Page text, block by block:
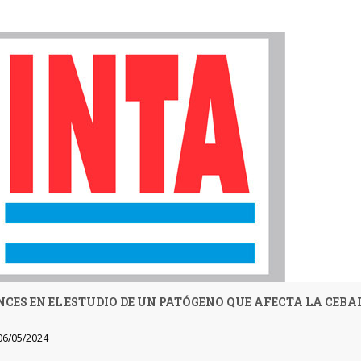
EN EL ESTUDIO DE UN PATÓGENO QUE AFECTA LA
05/2024